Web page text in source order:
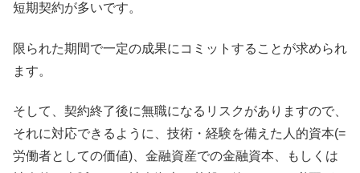
短期契約が多いです。
限られた期間で一定の成果にコミットすることが求められ
ます。
そして、契約終了後に無職になるリスクがありますので、
それに対応できるように、技術・経験を備えた人的資本(=
労働者としての価値)、金融資産での金融資本、もしくは